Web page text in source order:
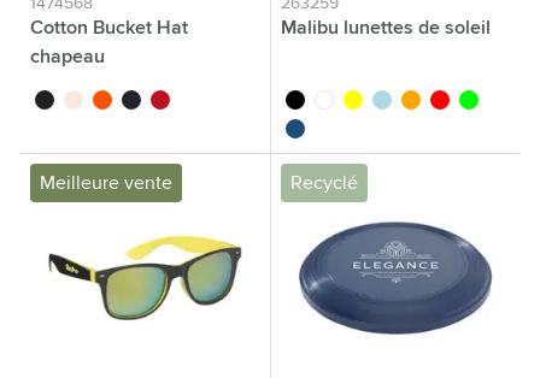
1474568
Cotton Bucket Hat
chapeau
noir beigeorangebleu marine
rouge
263259
Malibu lunettes de soleil
noir blancjaunebleu clair
orangerougelime
bleu foncé
Meilleure vente Recyclé